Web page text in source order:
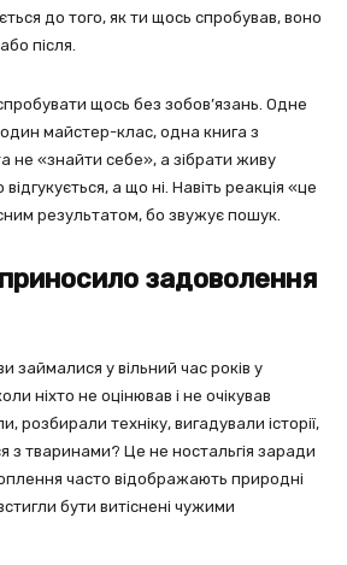
до того, як ти щось спробував, воно
після.
щось без зобов’язань. Одне
майстер-клас, одна книга з
не «знайти себе», а зібрати живу
а що ні. Навіть реакція «це
результатом, бо звужує пошук.
задоволення
займалися у вільний час років у
ніхто не оцінював і не очікував
розбирали техніку, вигадували історії,
з тваринами? Це не ностальгія заради
часто відображають природні
бути витіснені чужими